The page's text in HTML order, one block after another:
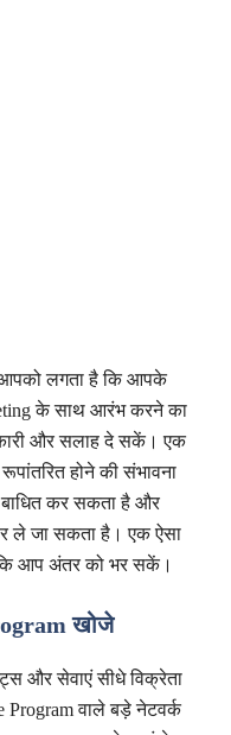
आपको लगता है कि आपके
के साथ आरंभ करने का
और सलाह दे सकें। एक
होने की संभावना
कर सकता है और
ले जा सकता है। एक ऐसा
आप अंतर को भर सकें।
खोजे
और सेवाएं सीधे विक्रेता
वाले बड़े नेटवर्क